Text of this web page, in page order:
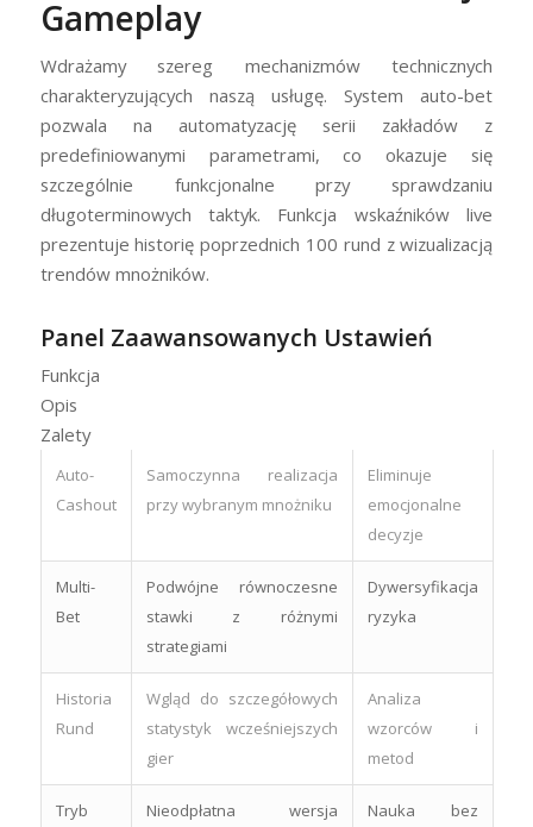
Gameplay
Wdrażamy szereg mechanizmów technicznych
charakteryzujących naszą usługę. System auto-bet
pozwala na automatyzację serii zakładów z
predefiniowanymi parametrami, co okazuje się
szczególnie funkcjonalne przy sprawdzaniu
długoterminowych taktyk. Funkcja wskaźników live
prezentuje historię poprzednich 100 rund z wizualizacją
trendów mnożników.
Panel Zaawansowanych Ustawień
Funkcja
Opis
Zalety
Auto-
Cashout
Samoczynna realizacja
przy wybranym mnożniku
Eliminuje
emocjonalne
decyzje
Multi-
Bet
Podwójne równoczesne
stawki z różnymi
strategiami
Dywersyfikacja
ryzyka
Historia
Rund
Wgląd do szczegółowych
statystyk wcześniejszych
gier
Analiza
wzorców i
metod
Tryb
Nieodpłatna wersja
Nauka bez